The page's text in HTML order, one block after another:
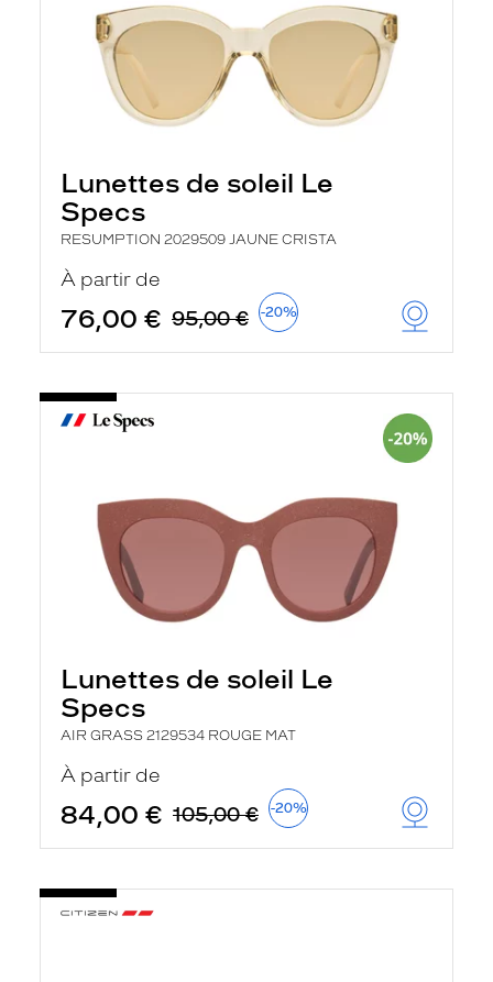
Lunettes de soleil Le
Specs
RESUMPTION 2029509 JAUNE CRISTA
À partir de
76,00 € 95,00 € -20%
Lunettes de soleil Le
Specs
AIR GRASS 2129534 ROUGE MAT
À partir de
84,00 € 105,00 € -20%